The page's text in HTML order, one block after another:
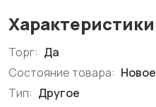
Характеристики
Торг: Да
Состояние товара: Новое
Тип: Другое